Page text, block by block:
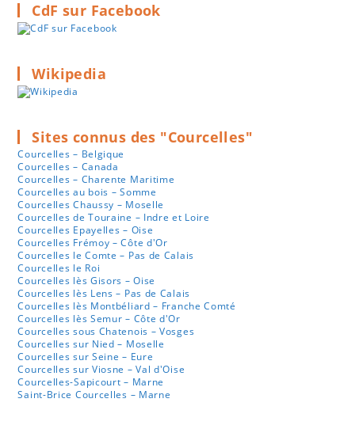
CdF sur Facebook
Wikipedia
Sites connus des "Courcelles"
Courcelles – Belgique
Courcelles – Canada
Courcelles – Charente Maritime
Courcelles au bois – Somme
Courcelles Chaussy – Moselle
Courcelles de Touraine – Indre et Loire
Courcelles Epayelles – Oise
Courcelles Frémoy – Côte d'Or
Courcelles le Comte – Pas de Calais
Courcelles le Roi
Courcelles lès Gisors – Oise
Courcelles lès Lens – Pas de Calais
Courcelles lès Montbéliard – Franche Comté
Courcelles lès Semur – Côte d'Or
Courcelles sous Chatenois – Vosges
Courcelles sur Nied – Moselle
Courcelles sur Seine – Eure
Courcelles sur Viosne – Val d'Oise
Courcelles-Sapicourt – Marne
Saint-Brice Courcelles – Marne